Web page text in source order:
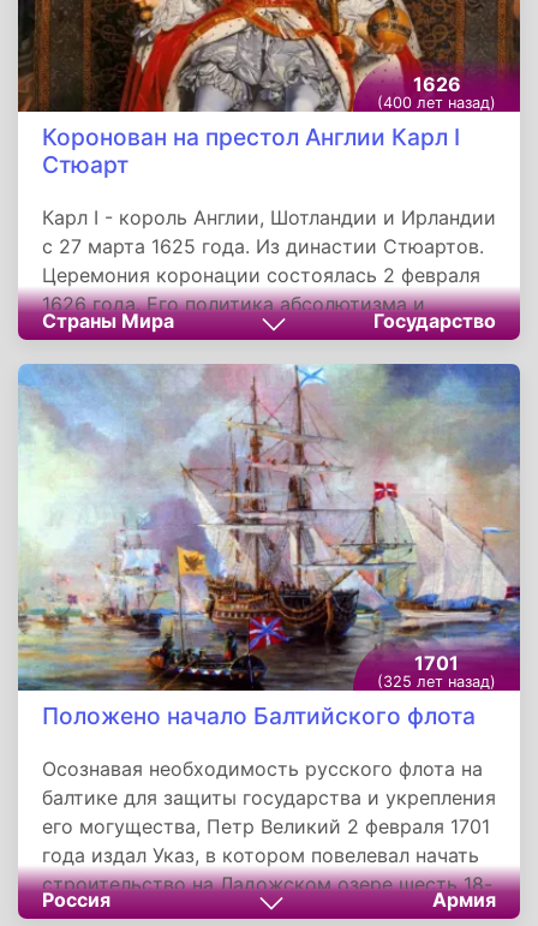
1626
(400 лет назад)
Коронован на престол Англии Карл I
Стюарт
Карл I - король Англии, Шотландии и Ирландии
с 27 марта 1625 года. Из династии Стюартов.
Церемония коронации состоялась 2 февраля
1626 года. Его политика абсолютизма и
церковные реформы вызвали восстания в
Шотландии и Ирландии и Английскую
революцию. В ходе гражданских войн Карл I
потерпел поражение, был предан суду
парламента и казнен.
Страны Мира Государство
1701
(325 лет назад)
Положено начало Балтийского флота
Осознавая необходимость русского флота на
балтике для защиты государства и укрепления
его могущества, Петр Великий 2 февраля 1701
года издал Указ, в котором повелевал начать
строительство на Ладожском озере шесть 18-
пушечных кораблей. Таким образом, было
Россия Армия